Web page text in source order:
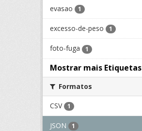
evasao 1
excesso-de-peso 1
foto-fuga 1
Mostrar mais Etiquetas
Formatos
CSV 1
JSON 1